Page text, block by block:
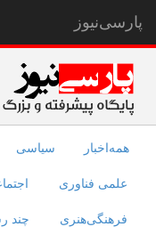
پارسی‌نیوز
همه‌اخبار سیاسی
علمی فناوری
فرهنگی‌هنری چند